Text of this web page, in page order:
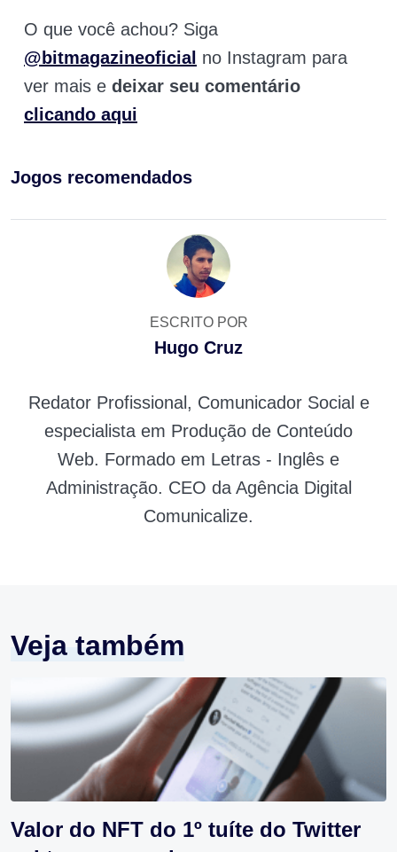
O que você achou? Siga
@bitmagazineoficial no Instagram para
ver mais e deixar seu comentário
clicando aqui
Jogos recomendados
ESCRITO POR
Hugo Cruz
Redator Profissional, Comunicador Social e
especialista em Produção de Conteúdo
Web. Formado em Letras - Inglês e
Administração. CEO da Agência Digital
Comunicalize.
Veja também
Valor do NFT do 1º tuíte do Twitter